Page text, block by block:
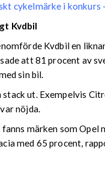
cykelmärke i konkurs
Kvdbil
Kvdbil en
att 81 procent av
sin bil.
stack ut. Exempelvis
nöjda.
märken som Opel
med 65 procent,